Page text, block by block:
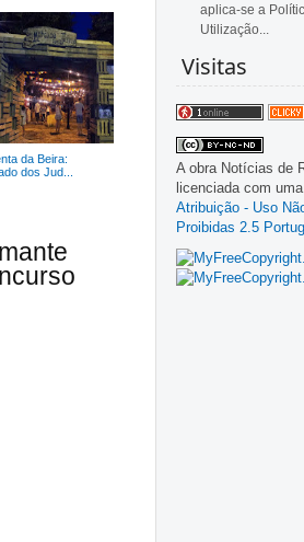
da Beira:
dos Jud...
aplica-se a
Utilização...
Visitas
A obra Notícias de
licenciada com
Atribuição - Uso
Proibidas 2.5